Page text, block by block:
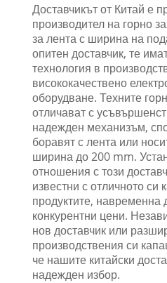
Доставчикът от Китай е
производител на горно
за лента с ширина на
опитен доставчик, те
технология в
висококачествено
оборудване. Техните
отличават с
надежден механизъм,
боравят с лента или
ширина до 200 mm.
отношения с този
известни с отличното си
продуктите, навременна
конкурентни цени.
нов доставчик или
производствения си
че нашите китайски
надежден избор.